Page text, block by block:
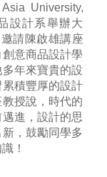
University,
設計系舉辦大
請陳啟雄講座
意商品設計學
年來寶貴的設
積豐厚的設計
授說，時代的
進，設計的思
，鼓勵同學多
！